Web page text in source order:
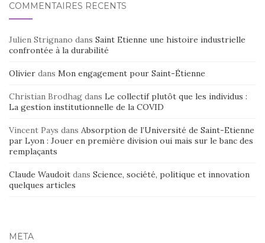
COMMENTAIRES RÉCENTS
Julien Strignano dans Saint Etienne une histoire industrielle
confrontée à la durabilité
Olivier dans Mon engagement pour Saint-Étienne
Christian Brodhag dans Le collectif plutôt que les individus :
La gestion institutionnelle de la COVID
Vincent Pays dans Absorption de l’Université de Saint-Etienne
par Lyon : Jouer en première division oui mais sur le banc des
remplaçants
Claude Waudoit dans Science, société, politique et innovation
quelques articles
MÉTA